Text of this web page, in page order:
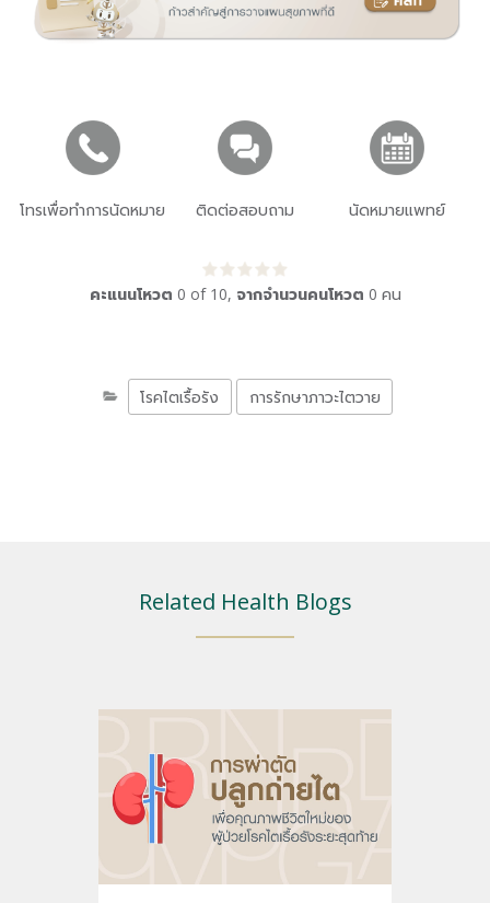
โทรเพื่อทำการนัดหมาย ติดต่อสอบถาม นัดหมายแพทย์
คะแนนโหวต 0 of 10, จากจำนวนคนโหวต 0 คน
โรคไตเรื้อรัง การรักษาภาวะไตวาย
Related Health Blogs